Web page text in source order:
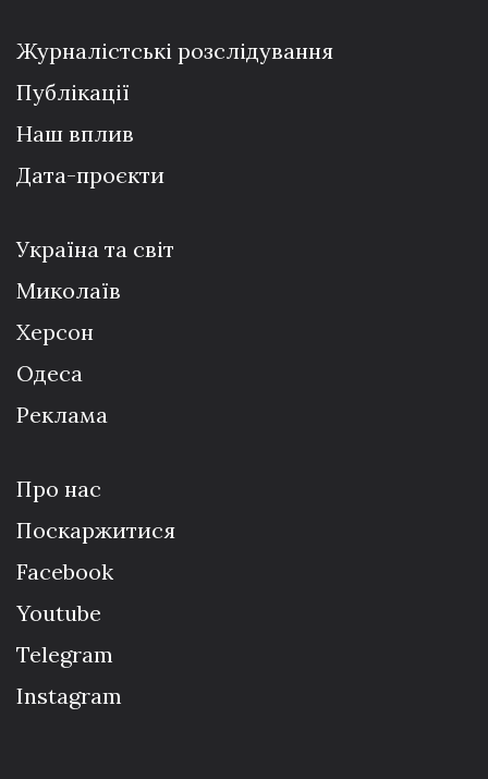
Журналістські розслідування
Публікації
Наш вплив
Дата-проєкти
Україна та світ
Миколаїв
Херсон
Одеса
Реклама
Про нас
Поскаржитися
Facebook
Youtube
Telegram
Instagram